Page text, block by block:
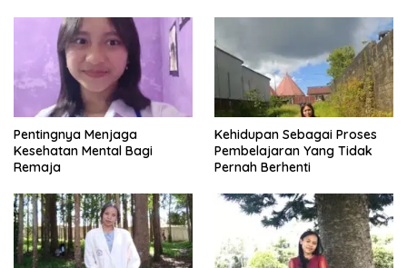
Pentingnya Menjaga
Kesehatan Mental Bagi
Remaja
Kehidupan Sebagai Proses
Pembelajaran Yang Tidak
Pernah Berhenti